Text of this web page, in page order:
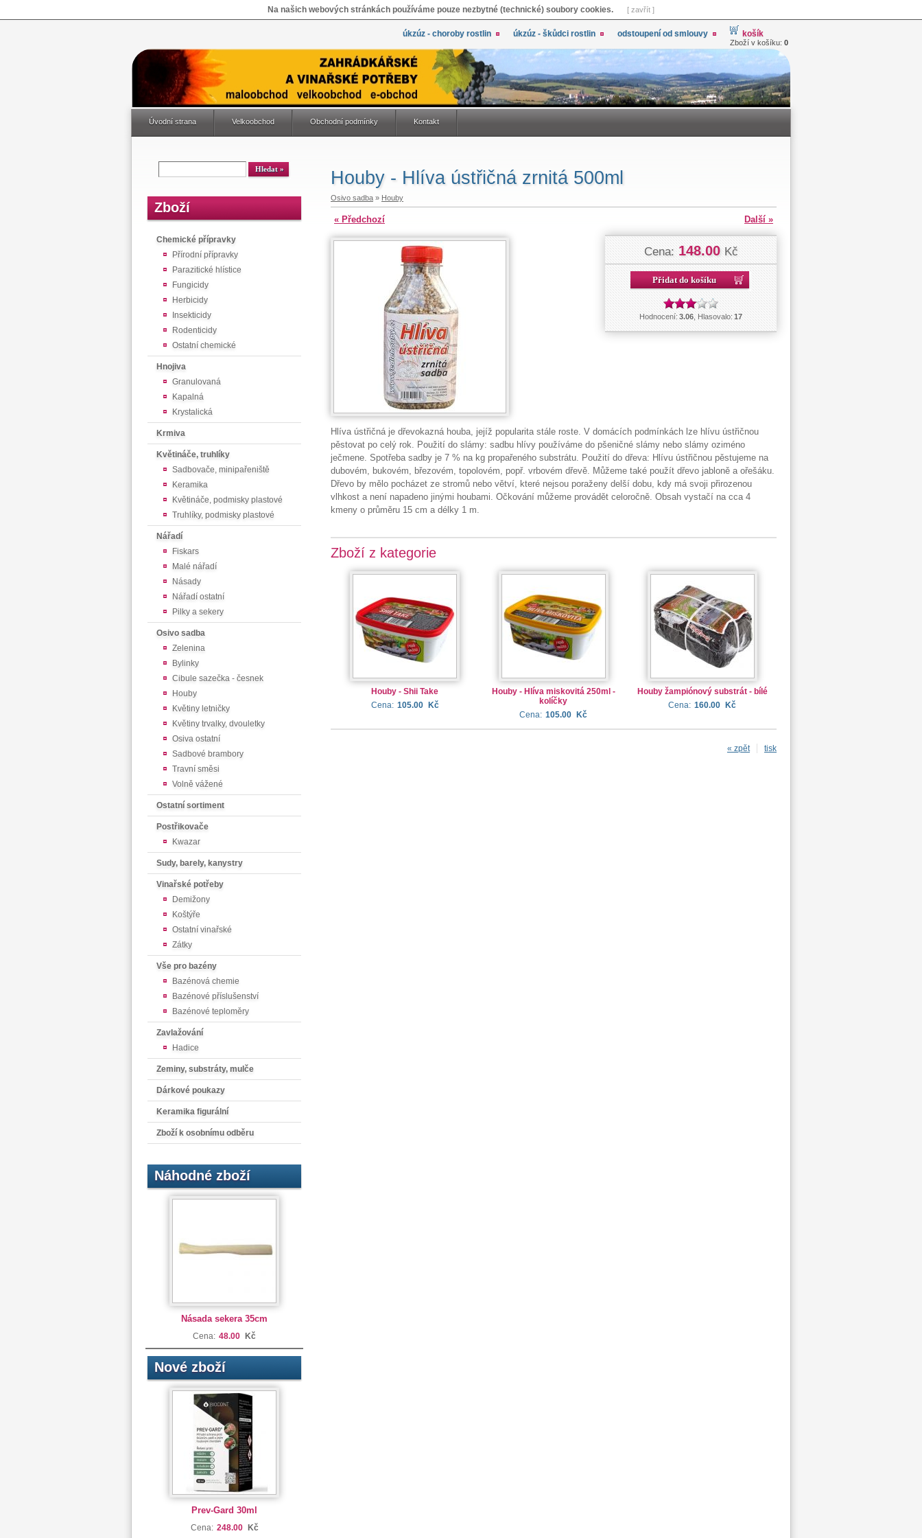
Na našich webových stránkách používáme pouze nezbytné (technické) soubory cookies. [ zavřít ]
úkzúz - choroby rostlin úkzúz - škůdci rostlin odstoupení od smlouvy košík
Zboží v košíku: 0
Úvodní strana Velkoobchod Obchodní podmínky Kontakt
Zboží
Chemické přípravky
Přírodní přípravky
Parazitické hlístice
Fungicidy
Herbicidy
Insekticidy
Rodenticidy
Ostatní chemické
Hnojiva
Granulovaná
Kapalná
Krystalická
Krmiva
Květináče, truhlíky
Sadbovače, minipařeniště
Keramika
Květináče, podmisky plastové
Truhlíky, podmisky plastové
Nářadí
Fiskars
Malé nářadí
Násady
Nářadí ostatní
Pilky a sekery
Osivo sadba
Zelenina
Bylinky
Cibule sazečka - česnek
Houby
Květiny letničky
Květiny trvalky, dvouletky
Osiva ostatní
Sadbové brambory
Travní směsi
Volně vážené
Ostatní sortiment
Postřikovače
Kwazar
Sudy, barely, kanystry
Vinařské potřeby
Demižony
Koštýře
Ostatní vinařské
Zátky
Vše pro bazény
Bazénová chemie
Bazénové příslušenství
Bazénové teploměry
Zavlažování
Hadice
Zeminy, substráty, mulče
Dárkové poukazy
Keramika figurální
Zboží k osobnímu odběru
Náhodné zboží
Násada sekera 35cm
Cena: 48.00 Kč
Nové zboží
Prev-Gard 30ml
Cena: 248.00 Kč
Houby - Hlíva ústřičná zrnitá 500ml
Osivo sadba » Houby
« Předchozí Další »
Cena: 148.00 Kč
Hodnocení:3.06, Hlasovalo:17
Hlíva ústřičná je dřevokazná houba, jejíž popularita stále roste. V domácích podmínkách lze hlívu ústřičnou
pěstovat po celý rok. Použití do slámy: sadbu hlívy používáme do pšeničné slámy nebo slámy oziméno
ječmene. Spotřeba sadby je 7 % na kg propařeného substrátu. Použití do dřeva: Hlívu ústřičnou pěstujeme na
dubovém, bukovém, březovém, topolovém, popř. vrbovém dřevě. Můžeme také použít dřevo jabloně a ořešáku.
Dřevo by mělo pocházet ze stromů nebo větví, které nejsou poraženy delší dobu, kdy má svoji přirozenou
vlhkost a není napadeno jinými houbami. Očkování můžeme provádět celoročně. Obsah vystačí na cca 4
kmeny o průměru 15 cm a délky 1 m.
Zboží z kategorie
Houby - Shii Take
Cena: 105.00 Kč
Houby - Hlíva miskovitá 250ml -
kolíčky
Cena: 105.00 Kč
Houby žampiónový substrát - bílé
Cena: 160.00 Kč
tisk
« zpět